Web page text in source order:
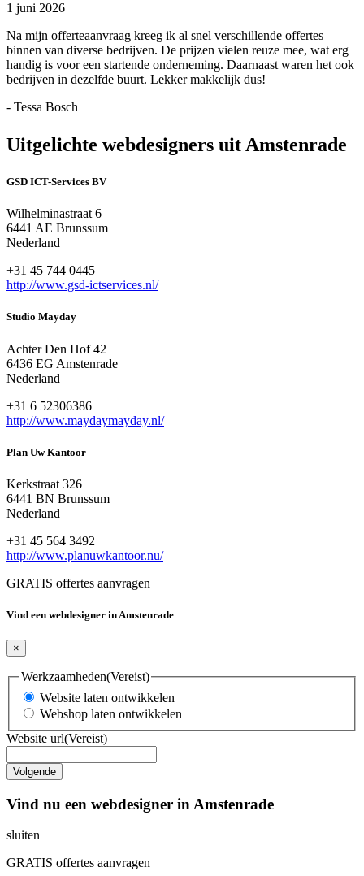
1 juni 2026
Na mijn offerteaanvraag kreeg ik al snel verschillende offertes
binnen van diverse bedrijven. De prijzen vielen reuze mee, wat erg
handig is voor een startende onderneming. Daarnaast waren het ook
bedrijven in dezelfde buurt. Lekker makkelijk dus!
- Tessa Bosch
Uitgelichte webdesigners uit Amstenrade
GSD ICT-Services BV
Wilhelminastraat 6
6441 AE Brunssum
Nederland
+31 45 744 0445
http://www.gsd-ictservices.nl/
Studio Mayday
Achter Den Hof 42
6436 EG Amstenrade
Nederland
+31 6 52306386
http://www.maydaymayday.nl/
Plan Uw Kantoor
Kerkstraat 326
6441 BN Brunssum
Nederland
+31 45 564 3492
http://www.planuwkantoor.nu/
GRATIS offertes aanvragen
Vind een webdesigner in Amstenrade
×
Werkzaamheden(Vereist)
Website laten ontwikkelen
Webshop laten ontwikkelen
Website url(Vereist)
Vind nu een webdesigner in Amstenrade
sluiten
GRATIS offertes aanvragen